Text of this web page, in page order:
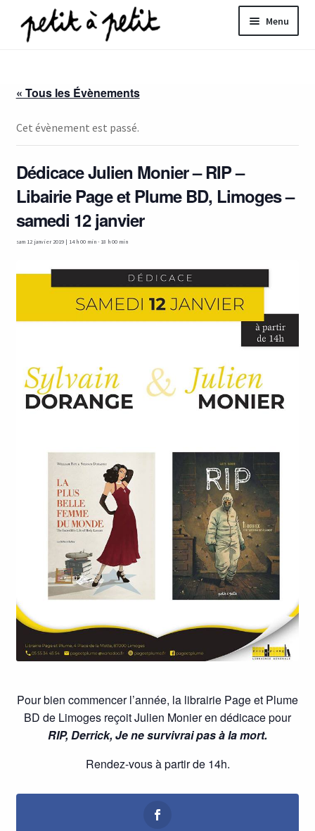
Aller
à
Aller
au
Menu
« Tous les Évènements
Cet évènement est passé.
Dédicace Julien Monier – RIP –
Libairie Page et Plume BD, Limoges –
samedi 12 janvier
sam 12 janvier 2019 | 14 h 00 min- 18 h 00 min
Pour bien commencer l’année, la librairie Page et Plume
BD de Limoges reçoit Julien Monier en dédicace pour
RIP, Derrick, Je ne survivrai pas à la mort.
Rendez-vous à partir de 14h.